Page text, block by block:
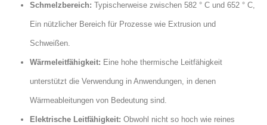
Schmelzbereich: Typischerweise zwischen 582 ° C und 652 ° C,
Ein nützlicher Bereich für Prozesse wie Extrusion und
Schweißen.
Wärmeleitfähigkeit: Eine hohe thermische Leitfähigkeit
unterstützt die Verwendung in Anwendungen, in denen
Wärmeableitungen von Bedeutung sind.
Elektrische Leitfähigkeit: Obwohl nicht so hoch wie reines